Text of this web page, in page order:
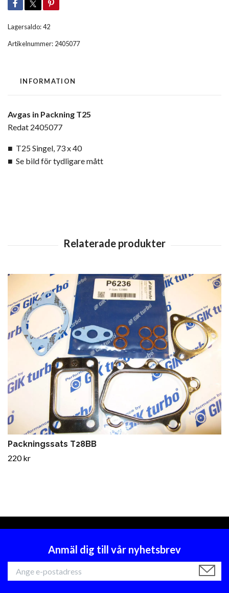
Lagersaldo:42
Artikelnummer: 2405077
INFORMATION
Avgas in Packning T25
Redat 2405077
■ T25 Singel, 73 x 40
■ Se bild för tydligare mått
Packningssats T28BB
220 kr
Anmäl dig till vår nyhetsbrev